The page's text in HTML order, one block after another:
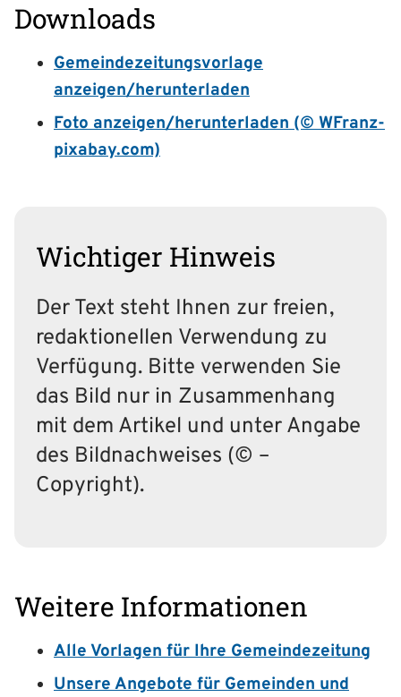
Downloads
Gemeindezeitungsvorlage
anzeigen/herunterladen
Foto anzeigen/herunterladen (© WFranz-
pixabay.com)
Wichtiger Hinweis
Der Text steht Ihnen zur freien,
redaktionellen Verwendung zu
Verfügung. Bitte verwenden Sie
das Bild nur in Zusammenhang
mit dem Artikel und unter Angabe
des Bildnachweises (© –
Copyright).
Weitere Informationen
Alle Vorlagen für Ihre Gemeindezeitung
Unsere Angebote für Gemeinden und